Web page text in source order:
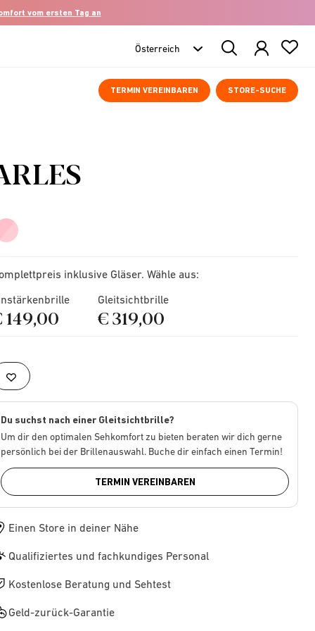
vom ersten Tag an
Search
Products
TERMIN VEREINBAREN STORE-SUCHE
inklusive Gläser. Wähle aus:
149,00
Gleitsichtbrille
€ 319,00
Du suchst nach einer Gleitsichtbrille?
Um dir den optimalen Sehkomfort zu bieten beraten wir dich gerne
persönlich bei der Brillenauswahl. Buche dir einfach einen Termin!
TERMIN VEREINBAREN
Einen Store in deiner Nähe
Qualifiziertes und fachkundiges Personal
Kostenlose Beratung und Sehtest
Geld-zurück-Garantie